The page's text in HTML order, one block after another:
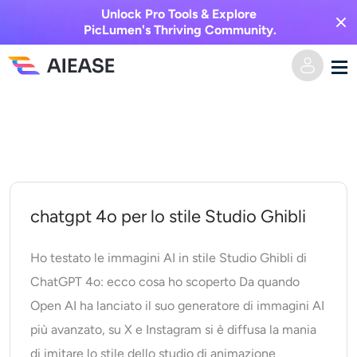
Unlock Pro Tools & Explore
PicLumen's Thriving Community.
Effetti video
Generatore di baci AI
Da immagine a immagine
Da testo a immagine
Strumenti di intelligenza artificiale
Editor e creatore di foto
Prezzi
chatgpt 4o per lo stile Studio Ghibli
Ho testato le immagini AI in stile Studio Ghibli di
ChatGPT 4o: ecco cosa ho scoperto Da quando
Open AI ha lanciato il suo generatore di immagini AI
più avanzato, su X e Instagram si è diffusa la mania
di imitare lo stile dello studio di animazione